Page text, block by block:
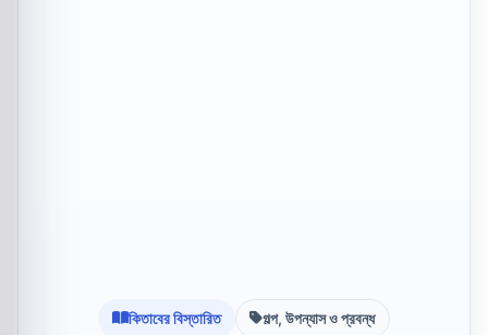
কিতাবের বিস্তারিত গল্প, উপন্যাস ও প্রবন্ধ